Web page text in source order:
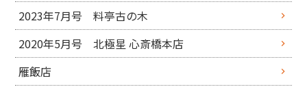
2023年7月号 料亭古の木
2020年5月号 北極星 心斎橋本店
雁飯店